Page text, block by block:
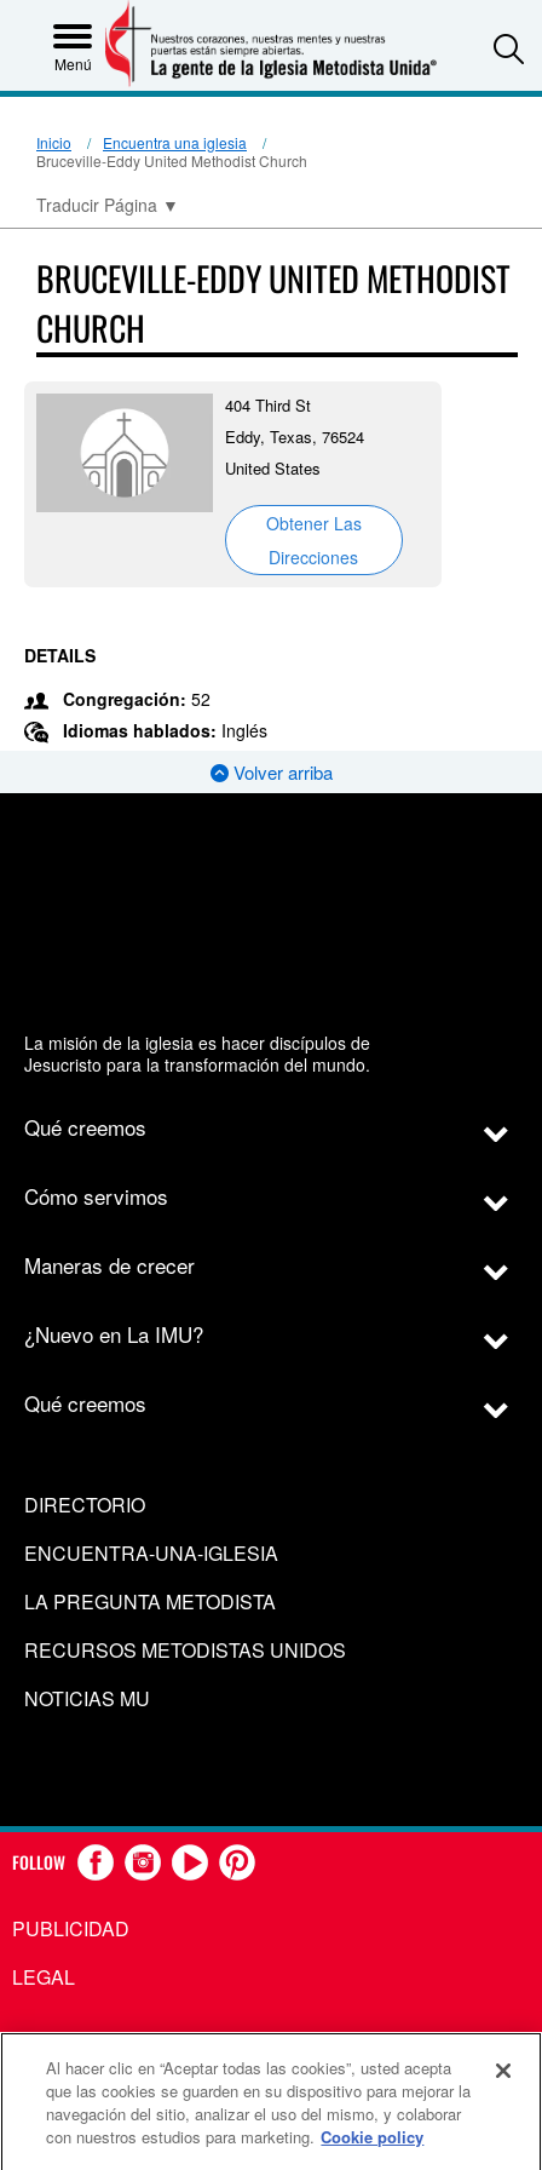
Menú
Inicio
Encuentra una iglesia
Bruceville-Eddy United Methodist Church
Traducir Página ▼
BRUCEVILLE-EDDY UNITED METHODIST
CHURCH
404 Third St
Eddy, Texas, 76524
United States
Obtener Las
Direcciones
DETAILS
Congregación: 52
Idiomas hablados: Inglés
Volver arriba
La misión de la iglesia es hacer discípulos de
Jesucristo para la transformación del mundo.
Qué creemos
Cómo servimos
Maneras de crecer
¿Nuevo en La IMU?
Qué creemos
DIRECTORIO
ENCUENTRA-UNA-IGLESIA
LA PREGUNTA METODISTA
RECURSOS METODISTAS UNIDOS
NOTICIAS MU
FOLLOW
PUBLICIDAD
LEGAL
Comunicaciones Metodistas Unidas es una agencia de la
Iglesia Metodista Unida
©2026Comunicaciones Metodistas Unidas. Reservados
Al hacer clic en “Aceptar todas las cookies”, usted acepta
que las cookies se guarden en su dispositivo para mejorar la
navegación del sitio, analizar el uso del mismo, y colaborar
con nuestros estudios para marketing. Cookie policy